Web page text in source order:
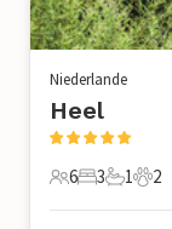
Niederlande
Heel
6 Gäste
6
3
3
1
1
2
2